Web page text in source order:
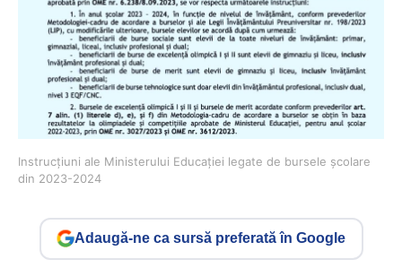
Instrucțiuni ale Ministerului Educației legate de bursele școlare
din 2023-2024
Adaugă-ne ca sursă preferată în Google